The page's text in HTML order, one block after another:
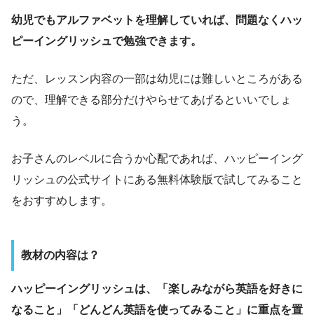
幼児でもアルファベットを理解していれば、問題なくハッ
ピーイングリッシュで勉強できます。
ただ、レッスン内容の一部は幼児には難しいところがある
ので、理解できる部分だけやらせてあげるといいでしょ
う。
お子さんのレベルに合うか心配であれば、ハッピーイング
リッシュの公式サイトにある無料体験版で試してみること
をおすすめします。
教材の内容は？
ハッピーイングリッシュは、「楽しみながら英語を好きに
なること」「どんどん英語を使ってみること」に重点を置